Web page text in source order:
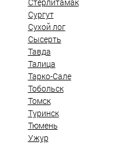
Сургут
Сухой лог
Сысерть
Тавда
Талица
Тарко-Сале
Тобольск
Томск
Туринск
Тюмень
Ужур